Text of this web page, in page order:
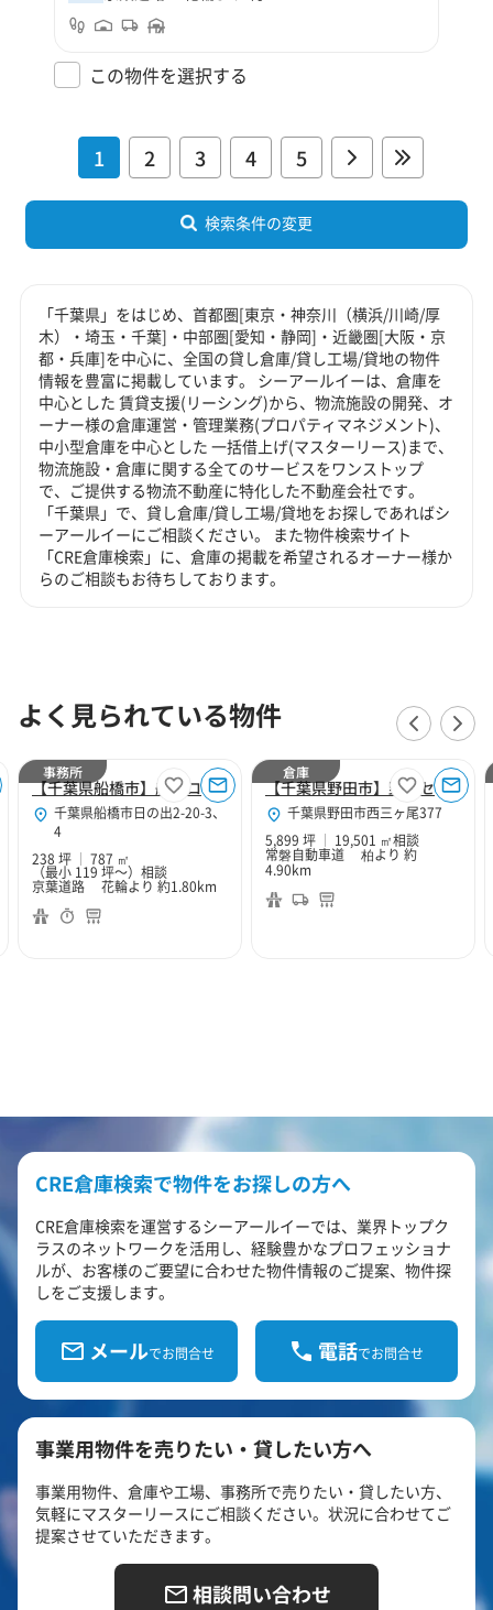
この物件を選択する
1 2 3 4 5
検索条件の変更
「千葉県」をはじめ、首都圏[東京・神奈川（横浜/川崎/厚
木）・埼玉・千葉]・中部圏[愛知・静岡]・近畿圏[大阪・京
都・兵庫]を中心に、全国の貸し倉庫/貸し工場/貸地の物件
情報を豊富に掲載しています。 シーアールイーは、倉庫を
中心とした 賃貸支援(リーシング)から、物流施設の開発、オ
ーナー様の倉庫運営・管理業務(プロパティマネジメント)、
中小型倉庫を中心とした 一括借上げ(マスターリース)まで、
物流施設・倉庫に関する全てのサービスをワンストップ
で、ご提供する物流不動産に特化した不動産会社です。
「千葉県」で、貸し倉庫/貸し工場/貸地をお探しであればシ
ーアールイーにご相談ください。 また物件検索サイト
「CRE倉庫検索」に、倉庫の掲載を希望されるオーナー様か
らのご相談もお待ちしております。
よく見られている物件
【千葉県船橋市】船橋ロジスティクス事務所区画
千葉県船橋市日の出2-20-3、
4
238 坪
787 ㎡
（最小 119 坪～） 相談
京葉道路 花輪より 約1.80km
事務所
【千葉県野田市】野田センター
千葉県野田市西三ヶ尾377
5,899 坪
19,501 ㎡相談
常磐自動車道 柏より 約
4.90km
倉庫
CRE倉庫検索で物件をお探しの方へ
CRE倉庫検索を運営するシーアールイーでは、業界トップク
ラスのネットワークを活用し、経験豊かなプロフェッショナ
ルが、お客様のご要望に合わせた物件情報のご提案、物件探
しをご支援します。
メールでお問合せ 電話でお問合せ
事業用物件を売りたい・貸したい方へ
事業用物件、倉庫や工場、事務所で売りたい・貸したい方、
気軽にマスターリースにご相談ください。状況に合わせてご
提案させていただきます。
相談問い合わせ